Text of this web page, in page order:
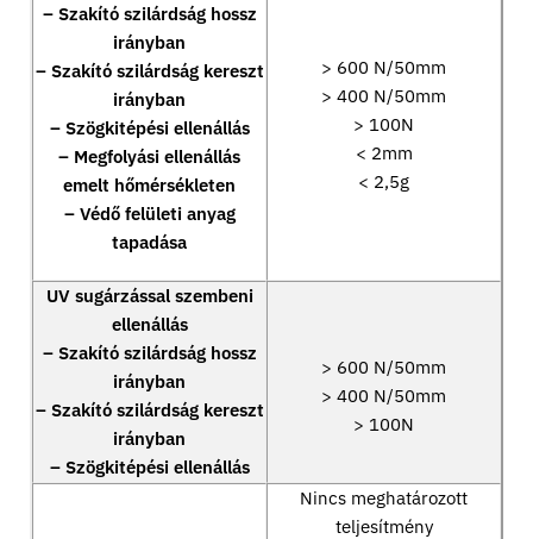
– Szakító szilárdság hossz
irányban
– Szakító szilárdság kereszt
irányban
– Szögkitépési ellenállás
– Megfolyási ellenállás
emelt hőmérsékleten
– Védő felületi anyag
tapadása
> 600 N/50mm
> 400 N/50mm
> 100N
< 2mm
< 2,5g
UV sugárzással szembeni
ellenállás
– Szakító szilárdság hossz
irányban
– Szakító szilárdság kereszt
irányban
– Szögkitépési ellenállás
> 600 N/50mm
> 400 N/50mm
> 100N
Nincs meghatározott
teljesítmény